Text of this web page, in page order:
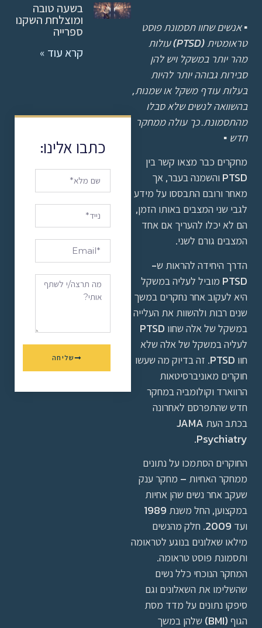
▪אנשים שחוו תסמונת פוסט
טראומטית (PTSD) עולות
מהר יותר במשקל ויש להן
סבירות גבוהה יותר להיות
בעלות עודף משקל או שמנות,
בהשוואה לנשים שלא סבלו
מהתסמונת. כך עולה ממחקר
חדש ▪
מחקרים כבר מצאו קשר בין
PTSD והשמנה בעבר, אך
מאחר ורובם התבססו על מידע
לגבי שני המצבים באותו הזמן,
הם לא יכלו להעריך אם אחד
המצבים גורם לשני.
הדרך היחידה להראות ש-
PTSD מוביל לעליה במשקל
היא לעקוב אחר נחקרים במשך
שנים רבות ולהשוות את העלייה
במשקל של אלה שחוו PTSD
לעליה במשקל של אלה שלא
חוו PTSD. זה בדיוק מה שעשו
חוקרים מאוניברסיטאות
הרווארד וקולומביה במחקר
חדש שהתפרסם לאחרונה
בכתב העת JAMA
Psychiatry.
החוקרים הסתמכו על נתונים
ממחקר האחיות – מחקר ענק
שעקב אחר נשים שהן אחיות
במקצוען, החל משנת 1989
ועד 2009. חלק מהנשים
מילאו שאלונים בנוגע לטראומה
ותסמונת פוסט טראומה.
המחקר הנוכחי כלל נשים
שהשלימו את השאלונים וגם
סיפקו נתונים על מדד מסת
הגוף (BMI) שלהן במשך
בשעה טובה
ומוצלחת השקנו
ספרייה
קרא עוד »
כתבו אלינו:
שליחה